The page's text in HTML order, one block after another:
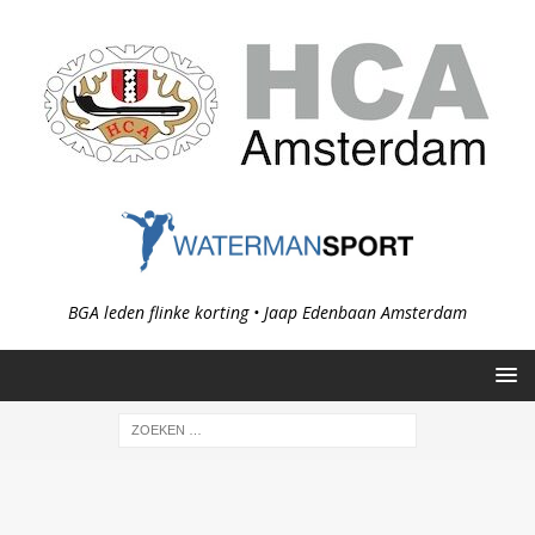
BGA leden flinke korting • Jaap Edenbaan Amsterdam